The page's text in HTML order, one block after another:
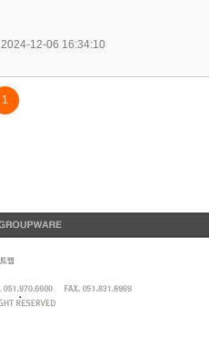
2024-12-06 16:34:10
1